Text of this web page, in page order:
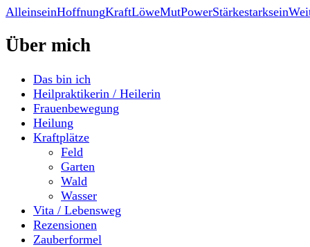
AlleinseinHoffnungKraftLöweMutPowerStärkestarksein
Über mich
Das bin ich
Heilpraktikerin / Heilerin
Frauenbewegung
Heilung
Kraftplätze
Feld
Garten
Wald
Wasser
Vita / Lebensweg
Rezensionen
Zauberformel